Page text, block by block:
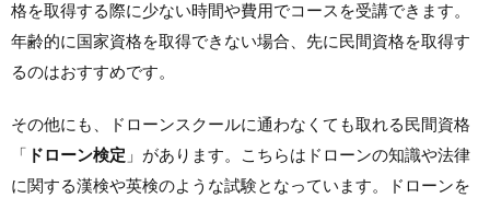
格を取得する際に少ない時間や費用でコースを受講できます。
年齢的に国家資格を取得できない場合、先に民間資格を取得す
るのはおすすめです。
その他にも、ドローンスクールに通わなくても取れる民間資格
「 ドローン検定 」があります。こちらはドローンの知識や法律
に関する漢検や英検のような試験となっています。ドローンを